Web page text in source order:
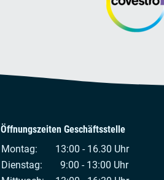
Öffnungszeiten Geschäftsstelle
Montag:
13:00 - 16.30 Uhr
Dienstag:
9:00 - 13:00 Uhr